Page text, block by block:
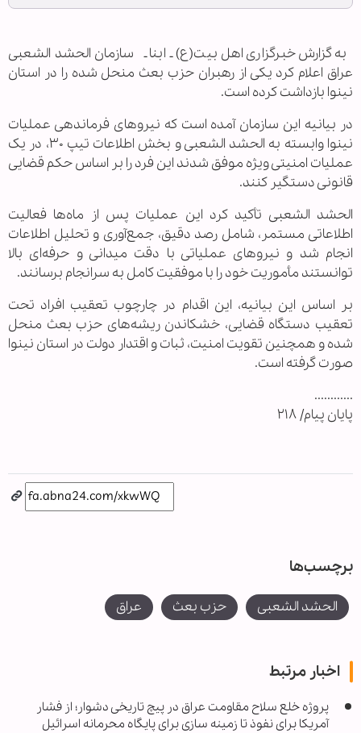
به گزارش خبرگزاری اهل بیت(ع) ـ ابنا ـ سازمان الحشد الشعبی
عراق اعلام کرد یکی از رهبران حزب بعث منحل ‌شده را در استان
نینوا بازداشت کرده است.
در بیانیه این سازمان آمده است که نیروهای فرماندهی عملیات
نینوا وابسته به الحشد الشعبی و بخش اطلاعات تیپ ۳۰، در یک
عملیات امنیتی ویژه موفق شدند این فرد را بر اساس حکم قضایی
قانونی دستگیر کنند.
الحشد الشعبی تأکید کرد این عملیات پس از ماه‌ها فعالیت
اطلاعاتی مستمر، شامل رصد دقیق، جمع‌آوری و تحلیل اطلاعات
انجام شد و نیروهای عملیاتی با دقت میدانی و حرفه‌ای بالا
توانستند مأموریت خود را با موفقیت کامل به سرانجام برسانند.
بر اساس این بیانیه، این اقدام در چارچوب تعقیب افراد تحت
تعقیب دستگاه قضایی، خشکاندن ریشه‌های حزب بعث منحل
‌شده و همچنین تقویت امنیت، ثبات و اقتدار دولت در استان نینوا
صورت گرفته است.
............
پایان پیام/ ۲۱۸
برچسب‌ها
الحشد الشعبی حزب بعث عراق
اخبار مرتبط
پروژه خلع سلاح مقاومت عراق در پیچ تاریخی دشوار؛ از فشار
آمریکا برای نفوذ تا زمینه سازی برای پایگاه محرمانه اسرائیل